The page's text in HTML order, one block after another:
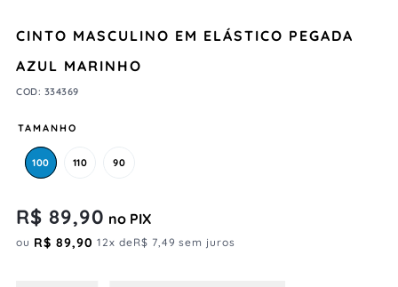
CINTO MASCULINO EM ELÁSTICO PEGADA
AZUL MARINHO
COD: 334369
TAMANHO
100 110 90
R$ 89,90 no PIX
ou R$ 89,90 12x deR$ 7,49 sem juros